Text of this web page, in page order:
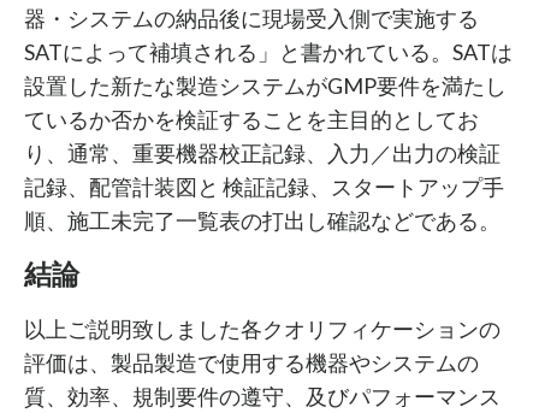
器・システムの納品後に現場受入側で実施する
SATによって補填される」と書かれている。SATは
設置した新たな製造システムがGMP要件を満たし
ているか否かを検証することを主目的としてお
り、通常、重要機器校正記録、入力／出力の検証
記録、配管計装図と 検証記録、スタートアップ手
順、施工未完了一覧表の打出し確認などである。
結論
以上ご説明致しました各クオリフィケーションの
評価は、製品製造で使用する機器やシステムの
質、効率、規制要件の遵守、及びパフォーマンス